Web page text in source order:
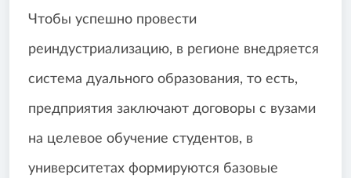
Чтобы успешно провести
реиндустриализацию, в регионе внедряется
система дуального образования, то есть,
предприятия заключают договоры с вузами
на целевое обучение студентов, в
университетах формируются базовые